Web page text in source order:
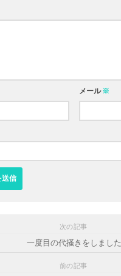
メール※
次の記事
一度目の代掻きをしました
前の記事